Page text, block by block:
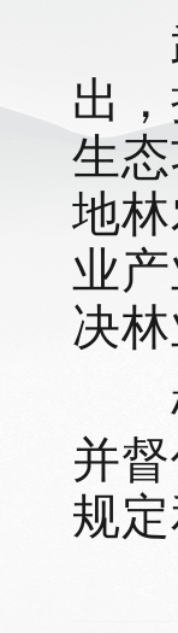
武
出
生
地
业
决
检
并
规定